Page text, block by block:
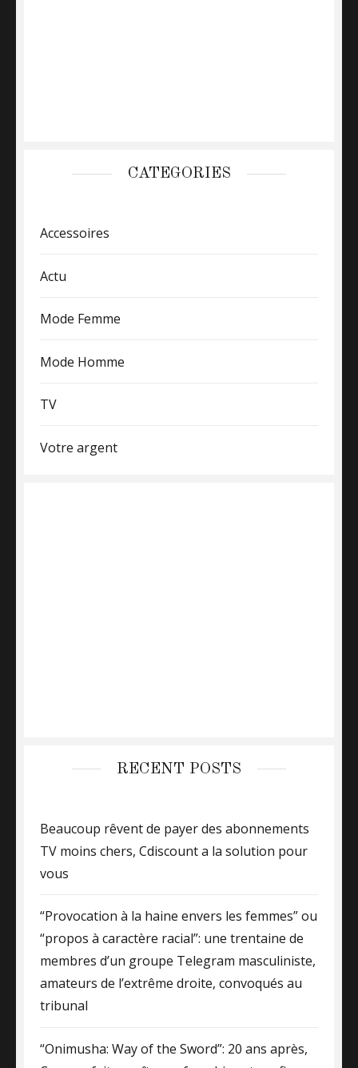
CATEGORIES
Accessoires
Actu
Mode Femme
Mode Homme
TV
Votre argent
RECENT POSTS
Beaucoup rêvent de payer des abonnements
TV moins chers, Cdiscount a la solution pour
vous
“Provocation à la haine envers les femmes” ou
“propos à caractère racial”: une trentaine de
membres d’un groupe Telegram masculiniste,
amateurs de l’extrême droite, convoqués au
tribunal
“Onimusha: Way of the Sword”: 20 ans après,